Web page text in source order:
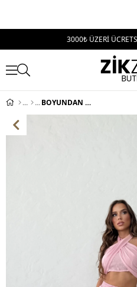
3000₺ ÜZERİ
BOYUNDAN BAĞLAMALI BLUZ VE PANTOLONLU KETEN İKİLİ TAKIM PEMBE